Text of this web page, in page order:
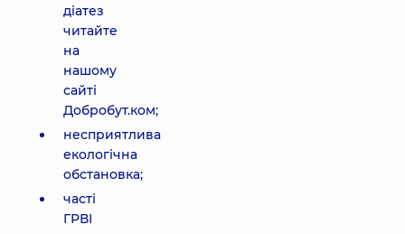
діатез
читайте
на
нашому
сайті
Добробут.ком;
несприятлива
екологічна
обстановка;
часті
ГРВІ